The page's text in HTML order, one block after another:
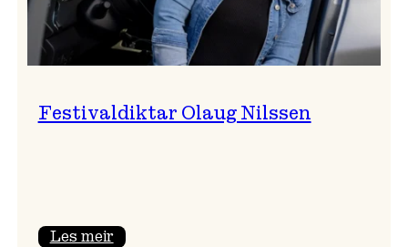
Festivaldiktar Olaug Nilssen
Les meir: